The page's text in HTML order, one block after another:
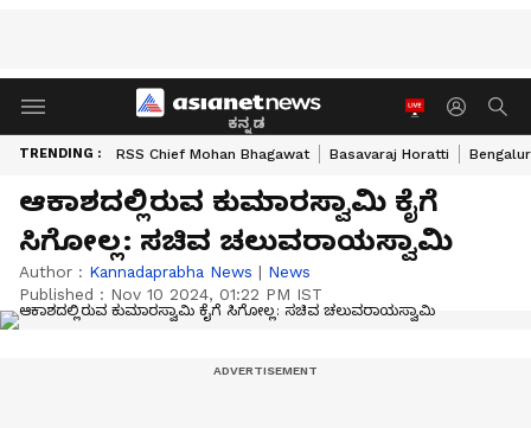
ಕನ್ನಡ
TRENDING : RSS Chief Mohan Bhagawat Basavaraj Horatti
ಆಕಾಶದಲ್ಲಿರುವ ಕುಮಾರಸ್ವಾಮಿ ಕೈಗೆ
ಸಿಗೋಲ್ಲ: ಸಚಿವ ಚಲುವರಾಯಸ್ವಾಮಿ
Author : Kannadaprabha News | News
Published : Nov 10 2024, 01:22 PM IST